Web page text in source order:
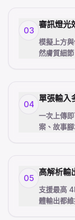
03
審訊燈光
模擬上方
然膚質細節
04
單張輸入
一次上傳
案、故事
05
高解析輸
支援最高
體輸出都